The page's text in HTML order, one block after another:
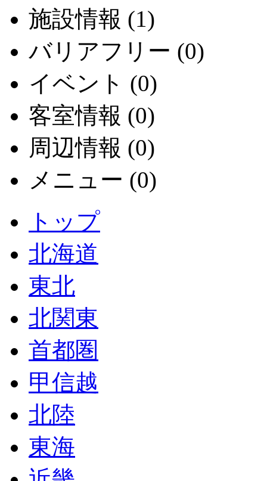
施設情報 (1)
バリアフリー (0)
イベント (0)
客室情報 (0)
周辺情報 (0)
メニュー (0)
トップ
北海道
東北
北関東
首都圏
甲信越
北陸
東海